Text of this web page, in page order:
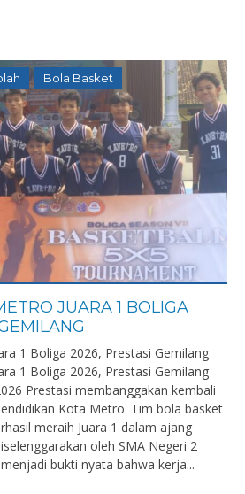
Bola Basket
JUARA 1 BOLIGA
1 Boliga 2026, Prestasi Gemilang
1 Boliga 2026, Prestasi Gemilang
Prestasi membanggakan kembali
Kota Metro. Tim bola basket
meraih Juara 1 dalam ajang
oleh SMA Negeri 2
bukti nyata bahwa kerja...